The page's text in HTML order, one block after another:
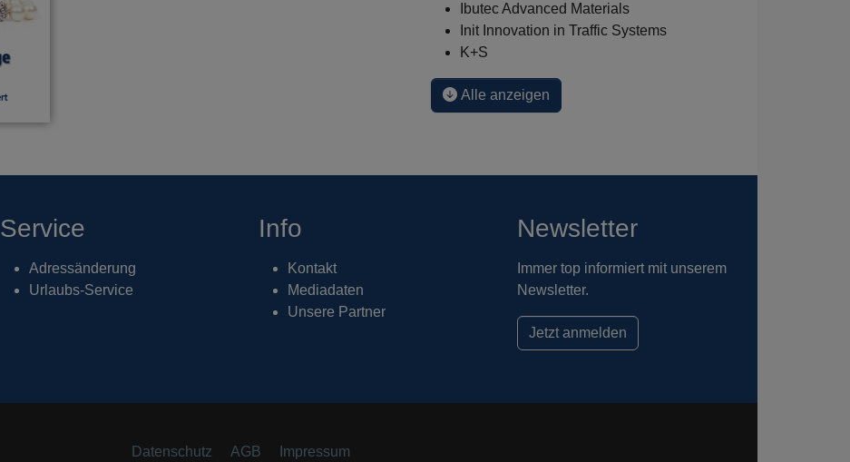
Ibutec Advanced Materials
Init Innovation in Traffic Systems
K+S
Alle anzeigen
Service
Adressänderung
Urlaubs-Service
Info
Kontakt
Mediadaten
Unsere Partner
Newsletter
Immer top informiert mit unserem
Newsletter.
Jetzt anmelden
Datenschutz AGB Impressum